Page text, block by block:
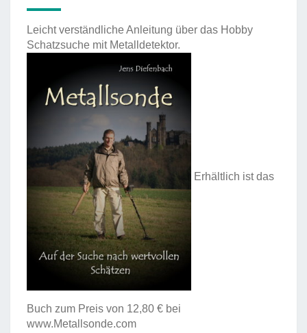
Leicht verständliche Anleitung über das Hobby
Schatzsuche mit Metalldetektor.
Erhältlich ist das
Buch zum Preis von 12,80 € bei
www.Metallsonde.com